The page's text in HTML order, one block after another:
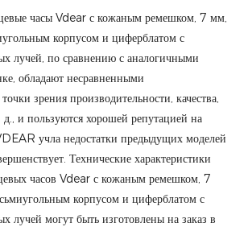
часы Vdear с кожаным ремешком, 7 мм,
корпусом и циферблатом с
лучей, по сравнению с аналогичными
обладают несравненными
зрения производительности, качества,
и пользуются хорошей репутацией на
учла недостатки предыдущих моделей
Технические характеристики
часов Vdear с кожаным ремешком, 7
корпусом и циферблатом с
лучей могут быть изготовлены на заказ в